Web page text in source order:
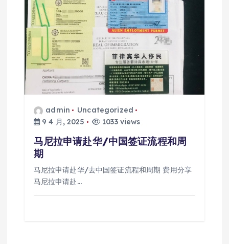
admin
Uncategorized
9 4 月, 2025
1033 views
马尼拉申请赴华/中国签证流程和周
期
马尼拉申请赴华/去中国签证流程和周期 费用分享
马尼拉申请赴…